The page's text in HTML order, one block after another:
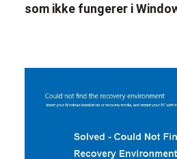
som ikke fungerer i